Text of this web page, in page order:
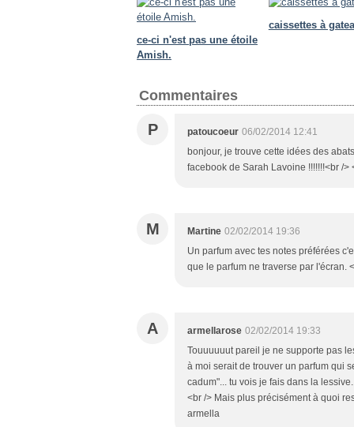
ce-ci n'est pas une étoile
Amish.
caissettes à
Commentaires
P patoucoeur 06/02/2014 12:41
bonjour, je trouve cette idées des
facebook de Sarah Lavoine !!!!!!!<br />
M Martine 02/02/2014 19:36
Un parfum avec tes notes préférées
que le parfum ne traverse par l'écran.
A armellarose 02/02/2014 19:33
Touuuuuut pareil je ne supporte pas
à moi serait de trouver un parfum qui
cadum"... tu vois je fais dans la
<br /> Mais plus précisément à quoi
armella